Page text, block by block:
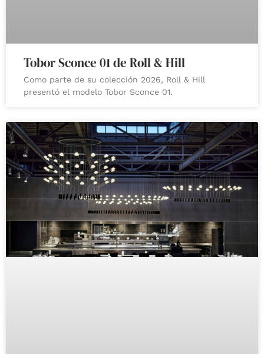
Tobor Sconce 01 de Roll & Hill
Como parte de su colección 2026, Roll & Hill
presentó el modelo Tobor Sconce 01.